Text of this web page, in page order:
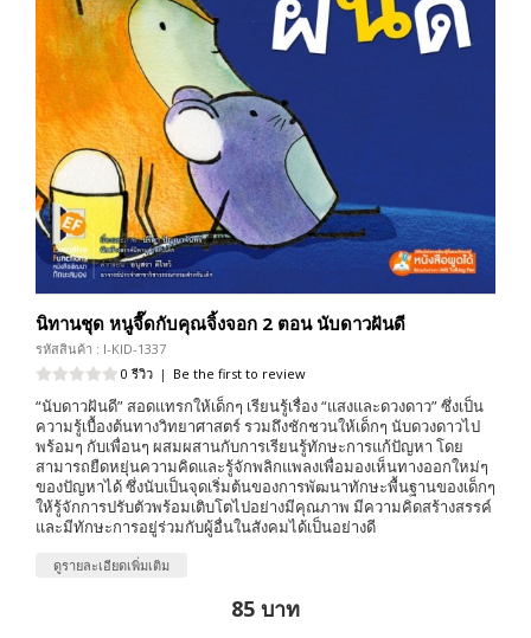
นิทานชุด หนูจี๊ดกับคุณจิ้งจอก 2 ตอน นับดาวฝันดี
รหัสสินค้า : I-KID-1337
0 รีวิว | Be the first to review
“นับดาวฝันดี” สอดแทรกให้เด็กๆ เรียนรู้เรื่อง “แสงและดวงดาว” ซึ่งเป็น
ความรู้เบื้องต้นทางวิทยาศาสตร์ รวมถึงชักชวนให้เด็กๆ นับดวงดาวไป
พร้อมๆ กับเพื่อนๆ ผสมผสานกับการเรียนรู้ทักษะการแก้ปัญหา โดย
สามารถยืดหยุ่นความคิดและรู้จักพลิกแพลงเพื่อมองเห็นทางออกใหม่ๆ
ของปัญหาได้ ซึ่งนับเป็นจุดเริ่มต้นของการพัฒนาทักษะพื้นฐานของเด็กๆ
ให้รู้จักการปรับตัวพร้อมเติบโตไปอย่างมีคุณภาพ มีความคิดสร้างสรรค์
และมีทักษะการอยู่ร่วมกับผู้อื่นในสังคมได้เป็นอย่างดี
ดูรายละเอียดเพิ่มเติม
85 บาท